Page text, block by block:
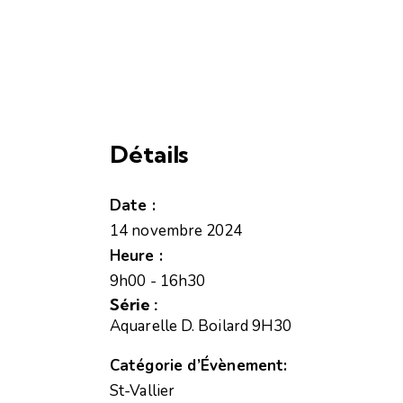
Détails
Date :
14 novembre 2024
Heure :
9h00 - 16h30
Série :
Aquarelle D. Boilard 9H30
Catégorie d’Évènement:
St-Vallier